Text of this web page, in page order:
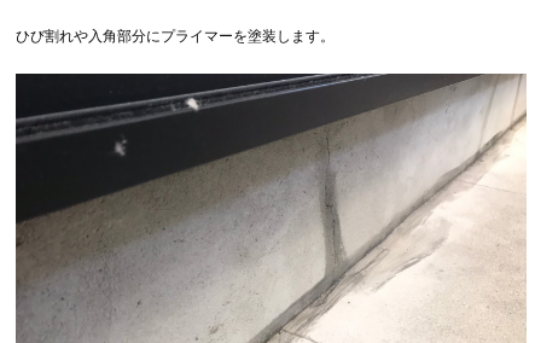
ひび割れや入角部分にプライマーを塗装します。